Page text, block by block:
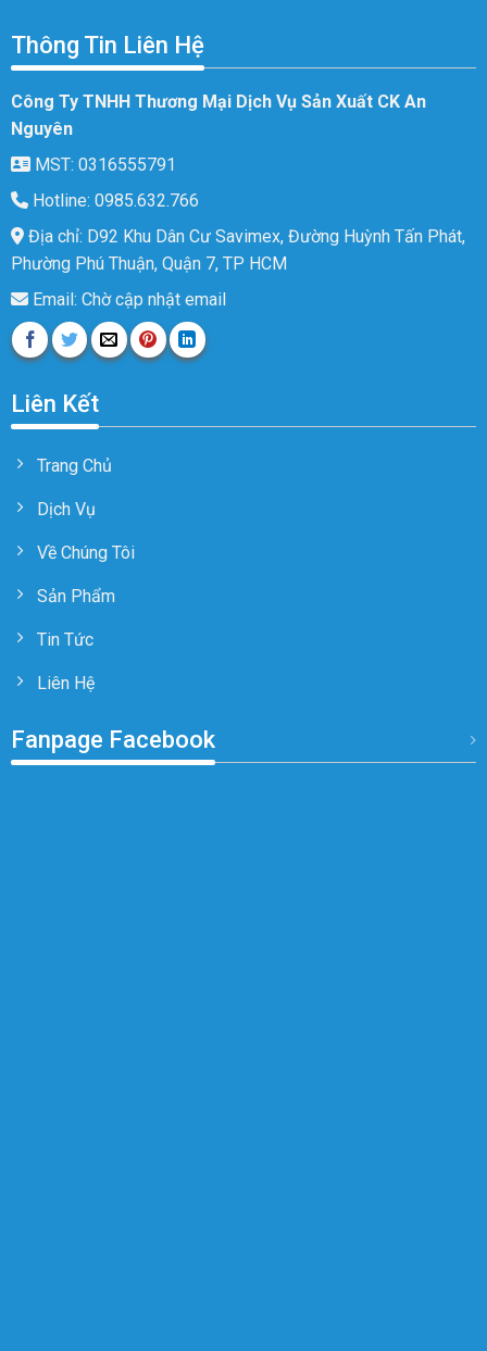
Thông Tin Liên Hệ
Công Ty TNHH Thương Mại Dịch Vụ Sản Xuất CK An
Nguyên
MST: 0316555791
Hotline: 0985.632.766
Địa chỉ: D92 Khu Dân Cư Savimex, Đường Huỳnh Tấn Phát,
Phường Phú Thuận, Quận 7, TP HCM
Email: Chờ cập nhật email
Liên Kết
Trang Chủ
Dịch Vụ
Về Chúng Tôi
Sản Phẩm
Tin Tức
Liên Hệ
Fanpage Facebook